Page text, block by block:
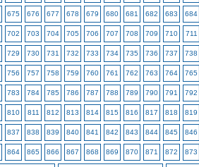
675 676 677 678 679 680 681 682 683 684
702 703 704 705 706 707 708 709 710 711
729 730 731 732 733 734 735 736 737 738
756 757 758 759 760 761 762 763 764 765
783 784 785 786 787 788 789 790 791 792
810 811 812 813 814 815 816 817 818 819
837 838 839 840 841 842 843 844 845 846
864 865 866 867 868 869 870 871 872 873